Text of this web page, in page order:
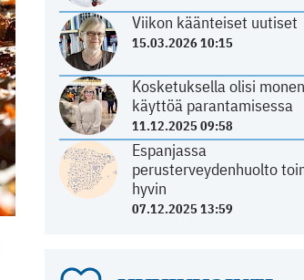
Viikon käänteiset uutiset
15.03.2026 10:15
Kosketuksella olisi
käyttöä parantamisessa
11.12.2025 09:58
Espanjassa
perusterveydenhuolto
hyvin
07.12.2025 13:59